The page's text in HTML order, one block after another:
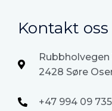
Kontakt oss
Rubbholvegen
2428 Søre
+47 994 09 735